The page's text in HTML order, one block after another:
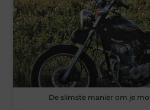
De slimste manier om je